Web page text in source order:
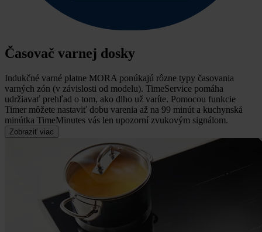
Časovač varnej dosky
Indukčné varné platne MORA ponúkajú rôzne typy časovania
varných zón (v závislosti od modelu). TimeService pomáha
udržiavať prehľad o tom, ako dlho už varíte. Pomocou funkcie
Timer môžete nastaviť dobu varenia až na 99 minút a kuchynská
minútka TimeMinutes vás len upozorní zvukovým signálom.
Zobraziť viac